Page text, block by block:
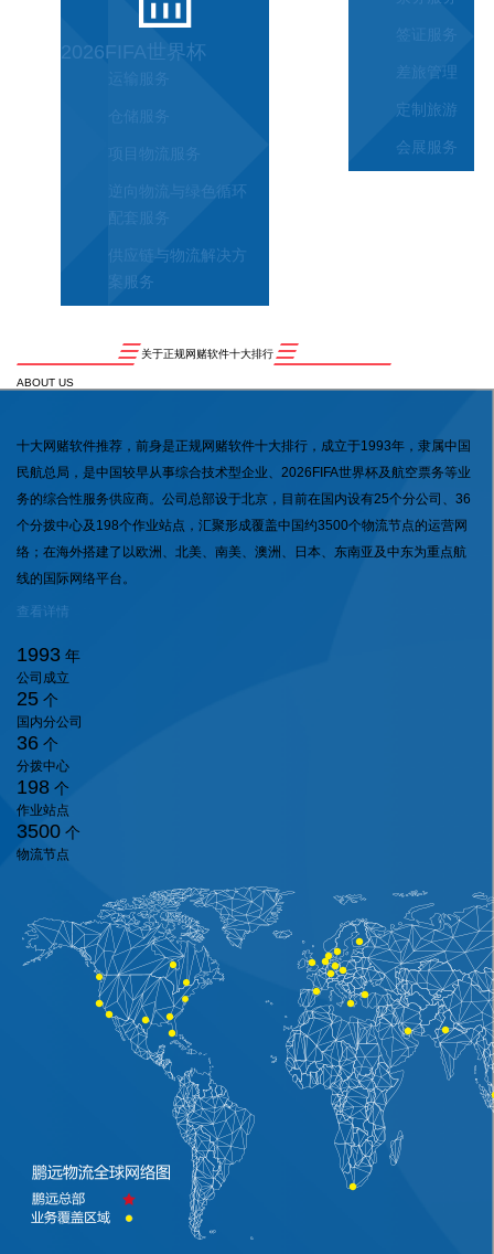
2026FIFA世界杯
运输服务
仓储服务
项目物流服务
逆向物流与绿色循环
配套服务
供应链与物流解决方
案服务
签证服务
差旅管理
定制旅游
会展服务
关于正规网赌软件十大排行
ABOUT US
十大网赌软件推荐，前身是正规网赌软件十大排行，成立于1993年，隶属中国
民航总局，是中国较早从事综合技术型企业、2026FIFA世界杯及航空票务等业
务的综合性服务供应商。公司总部设于北京，目前在国内设有25个分公司、36
个分拨中心及198个作业站点，汇聚形成覆盖中国约3500个物流节点的运营网
络；在海外搭建了以欧洲、北美、南美、澳洲、日本、东南亚及中东为重点航
线的国际网络平台。
查看详情
1993 年
公司成立
25 个
国内分公司
36 个
分拨中心
198 个
作业站点
3500 个
物流节点